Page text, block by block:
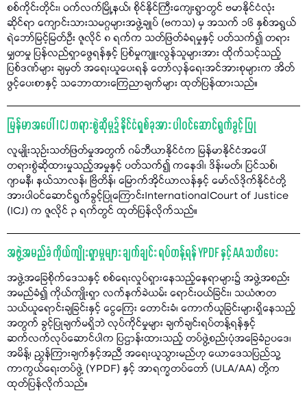
စစ်ကိုင်းတိုင်း၊ ဝက်လက်မြို့နယ်၊ စိုင်နိုင်ကြီးကျေးရွာတွင် ဗမာနိုင်ငံလုံး
ဆိုင်ရာ ကျောင်းသားသမဂ္ဂများအဖွဲ့ချုပ် (ဗကသ) မှ အသက် ၁၆ နှစ်အရွယ်
ရဲဘော်မြင့်မြတ်ဦး ဇူလိုင် ၈ ရက်က သတ်ဖြတ်ခံရမှုနှင့် ပတ်သက်၍ တရား
မျှတမှု ပြန်လည်ရှာဖွေရန်နှင့် ပြစ်မှုကျူးလွန်သူများအား ထိုက်သင့်သည့်
ပြစ်ဒဏ်များ ချမှတ် အရေးယူပေးရန် တော်လှန်ရေးအင်အားစုများက အိတ်
ဖွင့်ပေးစာနှင့် သဘောထားကြေညာချက်များ ထုတ်ပြန်ထားသည်။
မြန်မာအပေါ် ICJ တရားစွဲဆိုမှု၌ နိုင်ငံရှစ်ခုအား ပါဝင်ဆောင်ရွက်ခွင့် ပြု
လူမျိုးသုဉ်းသတ်ဖြတ်မှုအတွက် ဂမ်ဘီယာနိုင်ငံက မြန်မာနိုင်ငံအပေါ်
တရားစွဲဆိုထားမှုသည့်အမှုနှင့် ပတ်သက်၍ ကနေဒါ၊ ဒိန်းမတ်၊ ပြင်သစ်၊
ဂျာမနီ၊ နယ်သာလန်၊ ဗြိတိန်၊ မြောက်အိုင်ယာလန်နှင့် မော်လ်ဒိုက်နိုင်ငံတို့
အားပါဝင်ဆောင်ရွက်ခွင့်ပြုကြောင်းInternationalCourt of Justice
(ICJ) က ဇူလိုင် ၃ ရက်တွင် ထုတ်ပြန်လိုက်သည်။
အဖွဲ့အမည်ခံ ကိုယ်ကျိုးရှာမှုများ ချက်ချင်း ရပ်တန့်ရန် YPDF နှင့် AA သတိပေး
အဖွဲ့အခြေစိုက်ဒေသနှင့် စစ်ရေးလှုပ်ရှားနေသည့်နေရာများ၌ အဖွဲ့အစည်း
အမည်ခံ၍ ကိုယ်ကျိုးရှာ လက်နက်ခဲယမ်း ရောင်းဝယ်ခြင်း၊ သယံဇာတ
သယ်ယူရောင်းချခြင်းနှင့် ငွေကြေး တောင်းခံ၊ ကောက်ယူခြင်းများရှိနေသည့်
အတွက် ခွင့်ပြုချက်မရှိဘဲ လုပ်ကိုင်မှုများ ချက်ချင်းရပ်တန့်ရန်နှင့်
ဆက်လက်လုပ်ဆောင်ပါက ပြဌာန်းထားသည့် တပ်ဖွဲ့စည်းပုံအခြေခံဥပဒေ၊
အမိန့်၊ ညွှန်ကြားချက်နှင့်အညီ အရေးယူသွားမည်ဟု ယောဒေသပြည်သူ့
ကာကွယ်ရေးတပ်ဖွဲ့ (YPDF) နှင့် အာရက္ခတပ်တော် (ULA/AA) တို့က
ထုတ်ပြန်လိုက်သည်။